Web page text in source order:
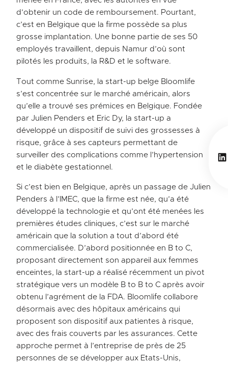
d’obtenir un code de remboursement. Pourtant,
c’est en Belgique que la firme possède sa plus
grosse implantation. Une bonne partie de ses 50
employés travaillent, depuis Namur d’où sont
pilotés les produits, la R&D et le software.
Tout comme Sunrise, la start-up belge Bloomlife
s’est concentrée sur le marché américain, alors
qu’elle a trouvé ses prémices en Belgique. Fondée
par Julien Penders et Eric Dy, la start-up a
développé un dispositif de suivi des grossesses à
risque, grâce à ses capteurs permettant de
surveiller des complications comme l’hypertension
et le diabète gestationnel.
Si c’est bien en Belgique, après un passage de Julien
Penders à l’IMEC, que la firme est née, qu’a été
développé la technologie et qu’ont été menées les
premières études cliniques, c’est sur le marché
américain que la solution a tout d’abord été
commercialisée. D’abord positionnée en B to C,
proposant directement son appareil aux femmes
enceintes, la start-up a réalisé récemment un pivot
stratégique vers un modèle B to B to C après avoir
obtenu l’agrément de la FDA. Bloomlife collabore
désormais avec des hôpitaux américains qui
proposent son dispositif aux patientes à risque,
avec des frais couverts par les assurances. Cette
approche permet à l’entreprise de près de 25
personnes de se développer aux Etats-Unis,